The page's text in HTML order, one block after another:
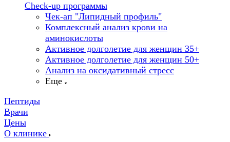
Check-up программы
Чек-ап "Липидный профиль"
Комплексный анализ крови на
аминокислоты
Активное долголетие для женщин 35+
Активное долголетие для женщин 50+
Анализ на оксидативный стресс
Еще
Пептиды
Врачи
Цены
О клинике